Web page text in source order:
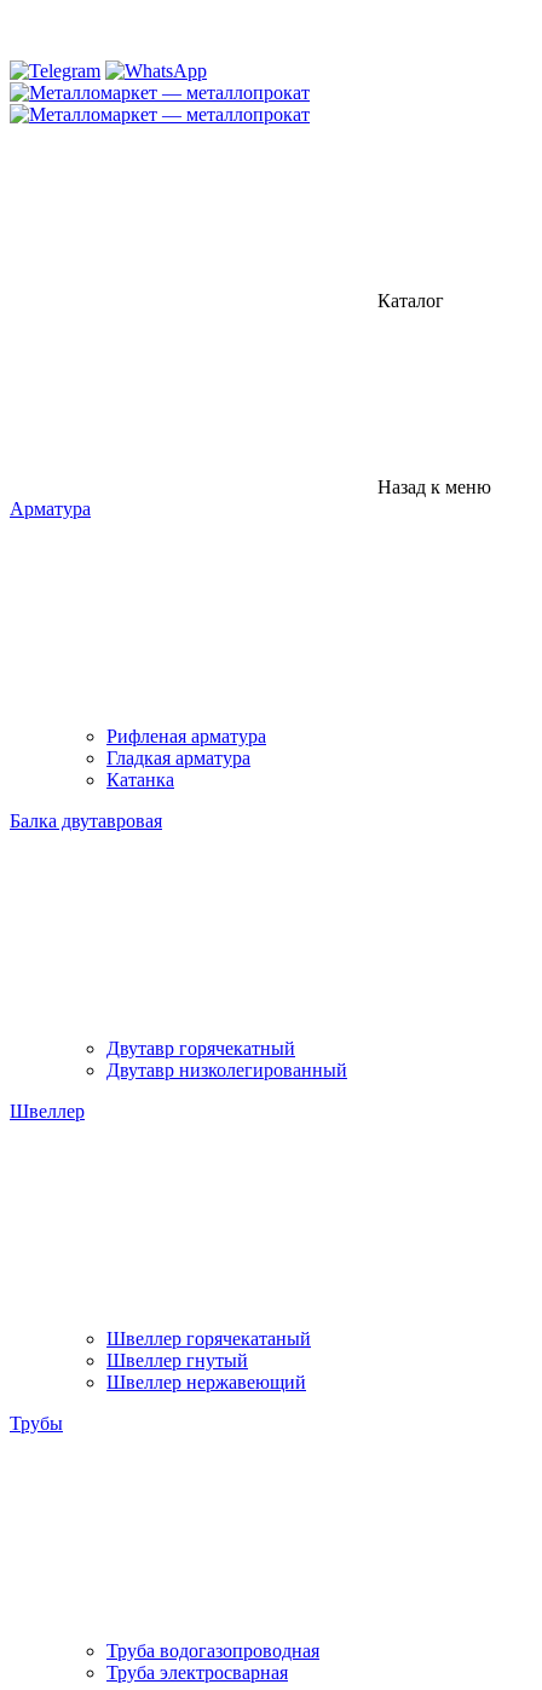
Каталог
Назад к меню
Арматура
Рифленая арматура
Гладкая арматура
Катанка
Балка двутавровая
Двутавр горячекатный
Двутавр низколегированный
Швеллер
Швеллер горячекатаный
Швеллер гнутый
Швеллер нержавеющий
Трубы
Труба водогазопроводная
Труба электросварная